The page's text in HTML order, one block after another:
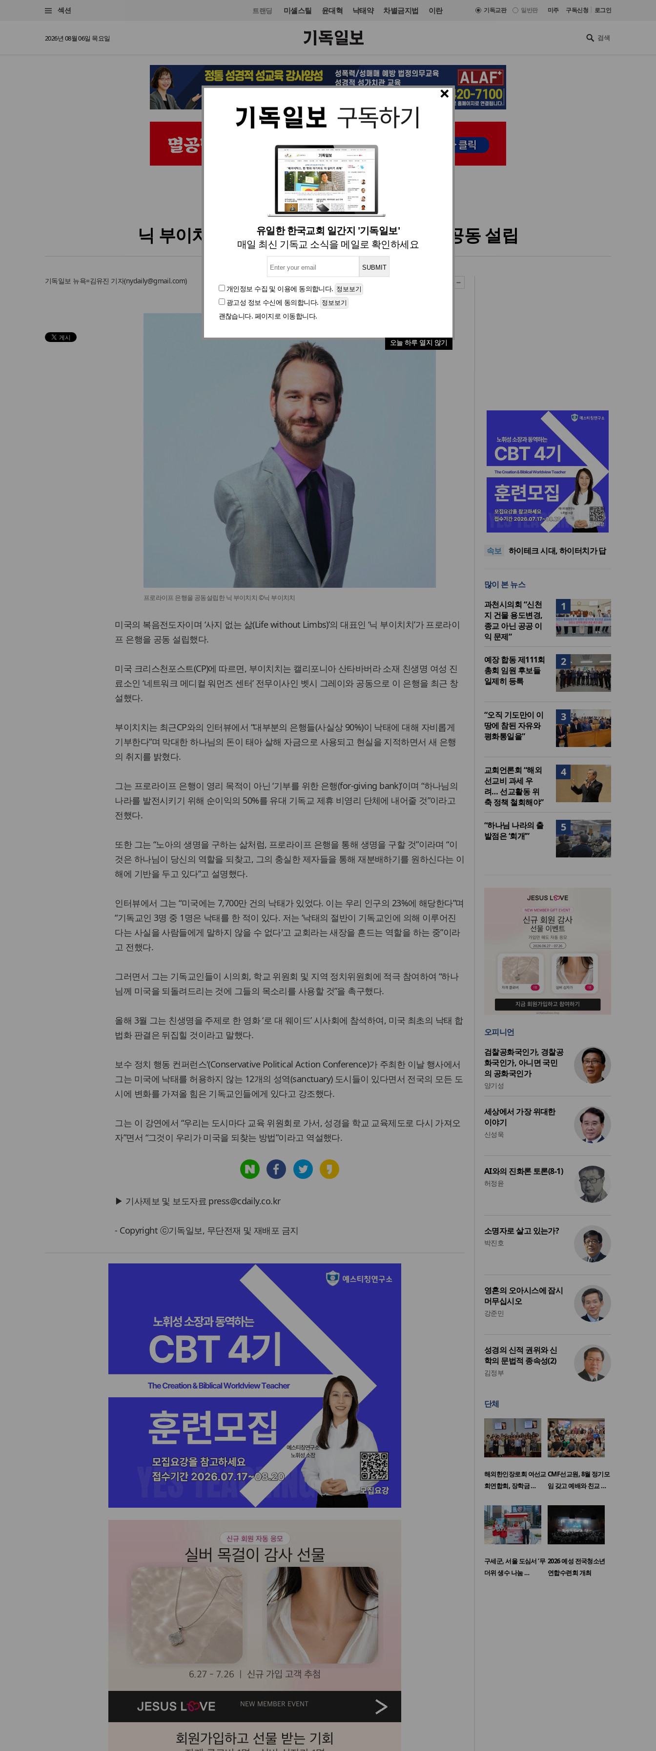
섹션 트랜딩 미셸스틸 윤대혁 낙태약 차별금지법 이란 기독교판 일반판 미주 구독신청 로그인
2026년 08월 06일 목요일
×
유일한 한국교회 일간지 '기독일보'
매일 최신 기독교 소식을 메일로 확인하세요
개인정보 수집 및 이용에 동의합니다.
광고성 정보 수신에 동의합니다.
괜찮습니다. 페이지로 이동합니다.
오늘 하루 열지 않기
미주·중남미 입력 2021. 07. 09 14:32
닉 부이치치, 낙태 근절 위한 ‘친생명 은행’ 공동 설립
기독일보 뉴욕=김유진 기자(nydaily@gmail.com)
프로라이프 은행을 공동설립한 닉 부이치치 ©닉 부이치치
미국의 복음전도자이며 ‘사지 없는 삶(Life without Limbs)’의 대표인 ‘닉 부이치치’가 프로라이
프 은행을 공동 설립했다.
미국 크리스천포스트(CP)에 따르면, 부이치치는 캘리포니아 산타바버라 소재 친생명 여성 진
료소인 ‘네트워크 메디컬 워먼즈 센터’ 전무이사인 벳시 그레이와 공동으로 이 은행을 최근 창
설했다.
부이치치는 최근CP와의 인터뷰에서 “대부분의 은행들(사실상 90%)이 낙태에 대해 자비롭게
기부한다”며 막대한 하나님의 돈이 태아 살해 자금으로 사용되고 현실을 지적하면서 새 은행
의 취지를 밝혔다.
그는 프로라이프 은행이 영리 목적이 아닌 ‘기부를 위한 은행(for-giving bank)’이며 “하나님의
나라를 발전시키기 위해 순이익의 50%를 유대 기독교 제휴 비영리 단체에 내어줄 것”이라고
전했다.
또한 그는 “노아의 생명을 구하는 삶처럼, 프로라이프 은행을 통해 생명을 구할 것”이라며 “이
것은 하나님이 당신의 역할을 되찾고, 그의 충실한 제자들을 통해 재분배하기를 원하신다는 이
해에 기반을 두고 있다”고 설명했다.
인터뷰에서 그는 “미국에는 7,700만 건의 낙태가 있었다. 이는 우리 인구의 23%에 해당한다”며
“기독교인 3명 중 1명은 낙태를 한 적이 있다. 저는 ‘낙태의 절반이 기독교인에 의해 이루어진
다는 사실을 사람들에게 말하지 않을 수 없다'고 교회라는 새장을 흔드는 역할을 하는 중”이라
고 전했다.
그러면서 그는 기독교인들이 시의회, 학교 위원회 및 지역 정치위원회에 적극 참여하여 “하나
님께 미국을 되돌려드리는 것에 그들의 목소리를 사용할 것”을 촉구했다.
올해 3월 그는 친생명을 주제로 한 영화 ‘로 대 웨이드’ 시사회에 참석하여, 미국 최초의 낙태 합
법화 판결은 뒤집힐 것이라고 말했다.
보수 정치 행동 컨퍼런스'(Conservative Political Action Conference)가 주최한 이날 행사에서
그는 미국에 낙태를 허용하지 않는 12개의 성역(sanctuary) 도시들이 있다면서 전국의 모든 도
시에 변화를 가져올 힘은 기독교인들에게 있다고 강조했다.
그는 이 강연에서 “우리는 도시마다 교육 위원회로 가서, 성경을 학교 교육제도로 다시 가져오
자”면서 “그것이 우리가 미국을 되찾는 방법”이라고 역설했다.
▶ 기사제보 및 보도자료 press@cdaily.co.kr
- Copyright ⓒ기독일보, 무단전재 및 재배포 금지
속보
사랑과 공의로 열리는 하나님
나라의 회복 원리
어쿠스틱 피아노 찬송가 시리
가을학기 개강… “다음세대 선
하이테크 시대, 하이터치가 답
나라의 회복 원리
어쿠스틱 피아노 찬송가 시리
즈의 새 앨범 발매
많이 본 뉴스
1
과천시의회 “신천
지 건물 용도변경,
종교 아닌 공공 이
익 문제”
2
예장 합동 제111회
총회 임원 후보들
일제히 등록
3
“오직 기도만이 이
땅에 참된 자유와
평화통일을”
4
교회언론회 “해외
선교비 과세 우
려… 선교활동 위
축 정책 철회해야”
5
“하나님 나라의 출
발점은 ‘회개’”
오피니언
검찰공화국인가, 경찰공
화국인가, 아니면 국민
의 공화국인가
양기성
세상에서 가장 위대한
이야기
신성욱
AI와의 진화론 토론(8-1)
허정윤
소명자로 살고 있는가?
박진호
영혼의 오아시스에 잠시
머무십시오
강준민
성경의 신적 권위와 신
학의 문법적 종속성(2)
김정부
단체
해외한인장로회 여선교
회연합회, 장학금 …
CMF선교원, 8월 정기모
임 갖고 예배와 친교 …
구세군, 서울 도심서 ‘무
더위 생수 나눔 …
2026 예성 전국청소년
연합수련회 개최